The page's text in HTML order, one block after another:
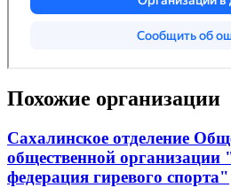
Похожие организации
Сахалинское отделение
общественной организации
федерация гиревого спорта"